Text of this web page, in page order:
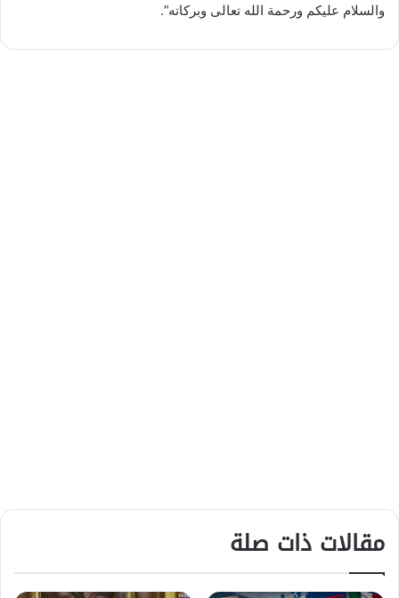
والسلام عليكم ورحمة الله تعالى وبركاته”.
مقالات ذات صلة